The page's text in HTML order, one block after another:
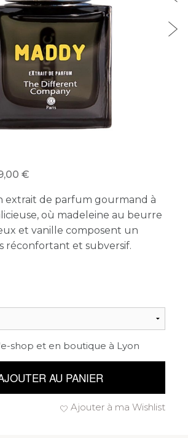
extrait de parfum gourmand à
où madeleine au beurre
et vanille composent un
réconfortant et subversif.
shop et en boutique à Lyon
AU PANIER
Ajouter à ma Wishlist